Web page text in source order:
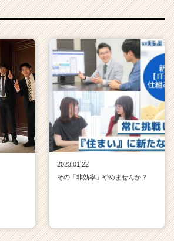
2023.01.22
その「非効率」やめませんか？